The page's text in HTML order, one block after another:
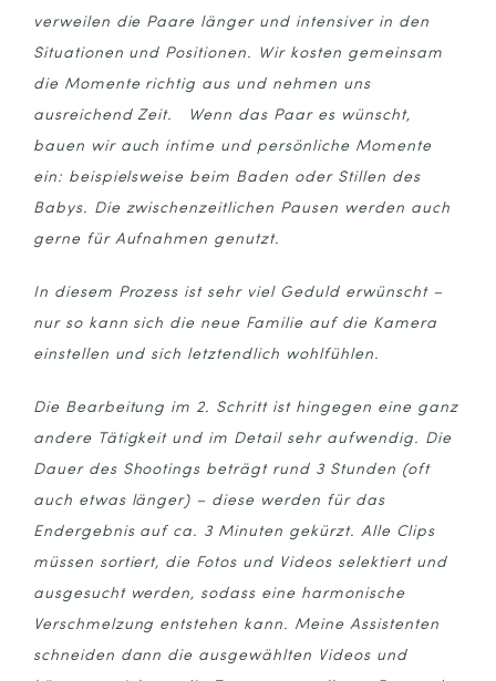
verweilen die Paare länger und intensiver in den
Situationen und Positionen. Wir kosten gemeinsam
die Momente richtig aus und nehmen uns
ausreichend Zeit. Wenn das Paar es wünscht,
bauen wir auch intime und persönliche Momente
ein: beispielsweise beim Baden oder Stillen des
Babys. Die zwischenzeitlichen Pausen werden auch
gerne für Aufnahmen genutzt.
In diesem Prozess ist sehr viel Geduld erwünscht –
nur so kann sich die neue Familie auf die Kamera
einstellen und sich letztendlich wohlfühlen.
Die Bearbeitung im 2. Schritt ist hingegen eine ganz
andere Tätigkeit und im Detail sehr aufwendig. Die
Dauer des Shootings beträgt rund 3 Stunden (oft
auch etwas länger) – diese werden für das
Endergebnis auf ca. 3 Minuten gekürzt. Alle Clips
müssen sortiert, die Fotos und Videos selektiert und
ausgesucht werden, sodass eine harmonische
Verschmelzung entstehen kann. Meine Assistenten
schneiden dann die ausgewählten Videos und